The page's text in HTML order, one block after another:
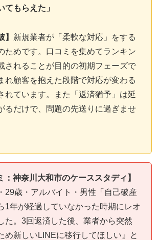
てもらえた」
】 新規業者が「柔軟な対応」をする
ためです。口コミを集めてランキン
されることが目的の初期フェーズで
れ顧客を抱えた段階で対応が変わる
れています。また「返済猶予」は延
るだけで、問題の先送りに過ぎませ
神奈川大和市のケーススタディ】
29歳・アルバイト・男性「自己破産
1年が経過していなかった時期にレオ
た。3回返済した後、業者から突然
め新しいLINEに移行してほしい』と